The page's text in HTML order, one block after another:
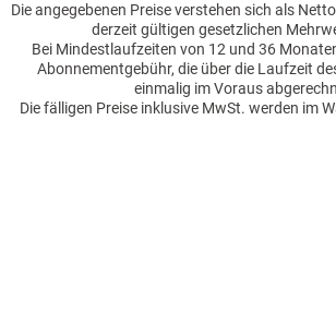
Die angegebenen Preise verstehen sich als
derzeit gültigen gesetzlichen
Bei Mindestlaufzeiten von 12 und 36
Abonnementgebühr, die über die Laufzeit
einmalig im Voraus
Die fälligen Preise inklusive MwSt. werden im